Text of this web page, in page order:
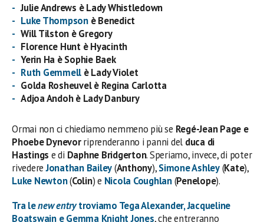
Julie Andrews è Lady Whistledown
Luke Thompson è Benedict
Will Tilston è Gregory
Florence Hunt è Hyacinth
Yerin Ha è Sophie Baek
Ruth Gemmell è Lady Violet
Golda Rosheuvel è Regina Carlotta
Adjoa Andoh è Lady Danbury
Ormai non ci chiediamo nemmeno più se Regé-Jean Page e
Phoebe Dynevorriprenderanno i panni del duca di
Hastings e di Daphne Bridgerton. Speriamo, invece, di poter
rivedereJonathan Bailey(Anthony),Simone Ashley(Kate),
Luke Newton(Colin) e Nicola Coughlan(Penelope).
Tra lenew entrytroviamo Tega Alexander,Jacqueline
BoatswaineGemma Knight Jones, che entreranno